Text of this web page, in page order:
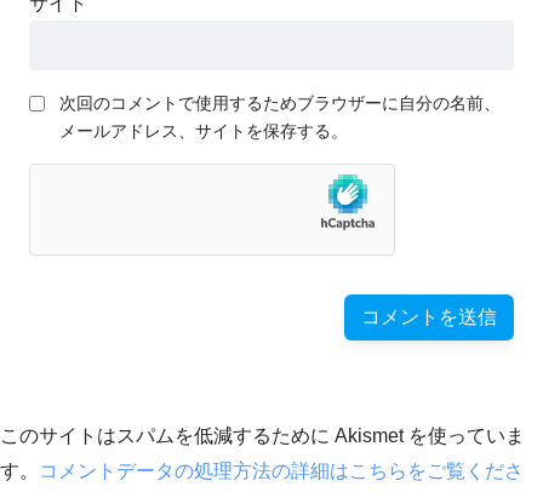
次回のコメントで使用するためブラウザーに自分の名前、
メールアドレス、サイトを保存する。
このサイトはスパムを低減するために Akismet を使っていま
す。
コメントデータの処理方法の詳細はこちらをご覧くださ